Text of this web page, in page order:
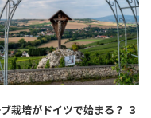
栽培がドイツで始まる？ ３